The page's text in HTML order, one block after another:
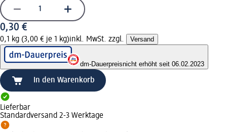
0,30 €
0,1 kg (3,00 € je 1 kg)inkl. MwSt. zzgl. Versand
dm-Dauerpreisnicht erhöht seit 06.02.2023
In den Warenkorb
Lieferbar
Standardversand 2-3 Werktage